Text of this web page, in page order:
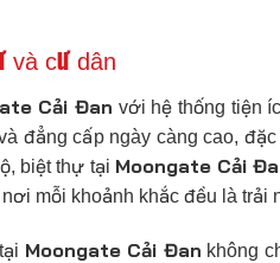
và cư dân
Cải Đan với hệ thống tiện
đẳng cấp ngày càng cao,
biệt thự tại Moongate Cải
mỗi khoảnh khắc đều là
Moongate Cải Đan không